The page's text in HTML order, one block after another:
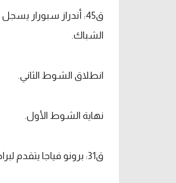
ق45: أندراز سبورار
الشباك.
انطلاق الشوط الثاني.
نهاية الشوط الأول.
ق31: برونو فياجا يتقدم لبراجا بالهدف الأول.